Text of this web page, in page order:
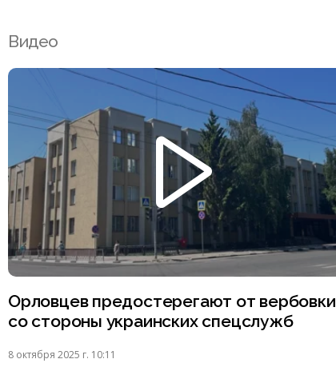
Видео
Орловцев предостерегают от вербовки
со стороны украинских спецслужб
8 октября 2025 г. 10:11